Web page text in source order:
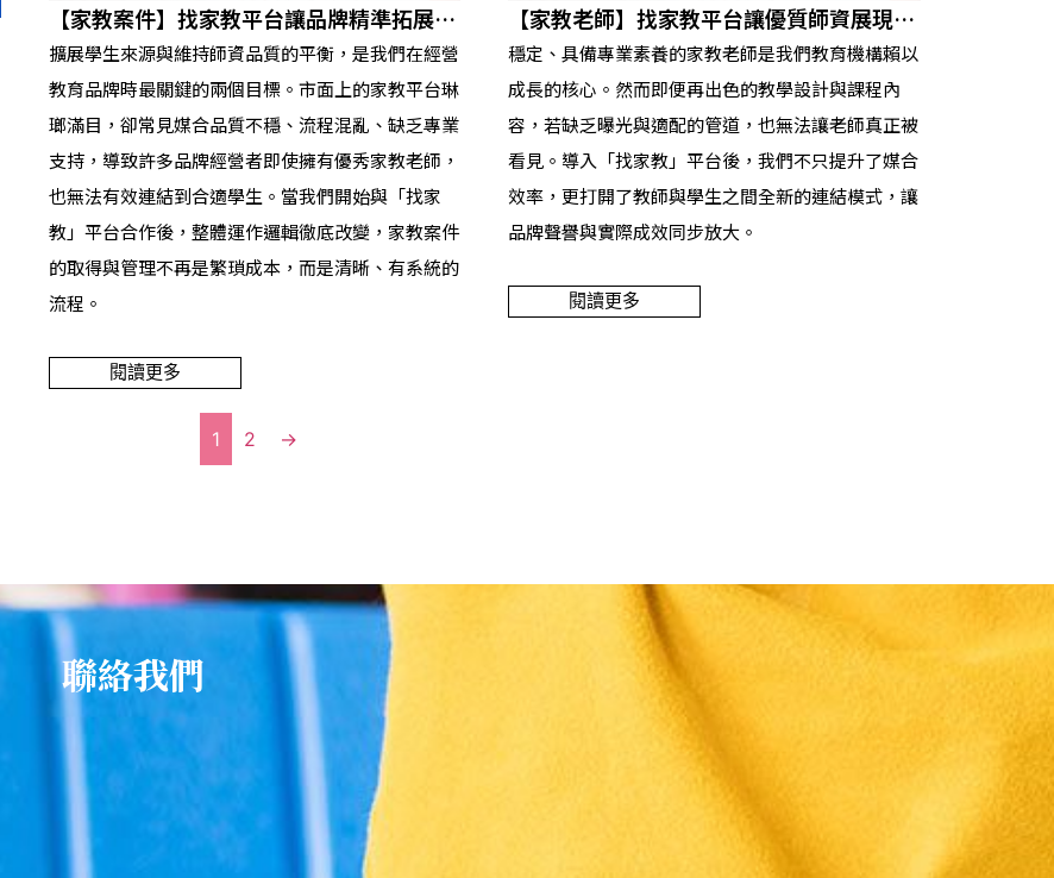
【家教案件】找家教平台讓品牌精準拓展學
生來源
擴展學生來源與維持師資品質的平衡，是我們在經營
教育品牌時最關鍵的兩個目標。市面上的家教平台琳
瑯滿目，卻常見媒合品質不穩、流程混亂、缺乏專業
支持，導致許多品牌經營者即使擁有優秀家教老師，
也無法有效連結到合適學生。當我們開始與「找家
教」平台合作後，整體運作邏輯徹底改變，家教案件
的取得與管理不再是繁瑣成本，而是清晰、有系統的
流程。
閱讀更多
【家教老師】找家教平台讓優質師資展現影
響力
穩定、具備專業素養的家教老師是我們教育機構賴以
成長的核心。然而即便再出色的教學設計與課程內
容，若缺乏曝光與適配的管道，也無法讓老師真正被
看見。導入「找家教」平台後，我們不只提升了媒合
效率，更打開了教師與學生之間全新的連結模式，讓
品牌聲譽與實際成效同步放大。
閱讀更多
1 2 →
聯絡我們